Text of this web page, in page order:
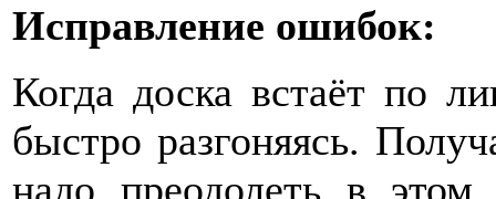
Исправление ошибок:
Когда доска встаёт по
быстро разгоняясь.
надо преодолеть в